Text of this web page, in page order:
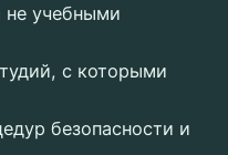
учебными
с которыми
безопасности и